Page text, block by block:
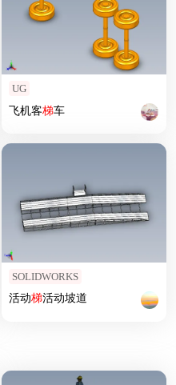
UG
飞机客梯车
SOLIDWORKS
活动梯活动坡道